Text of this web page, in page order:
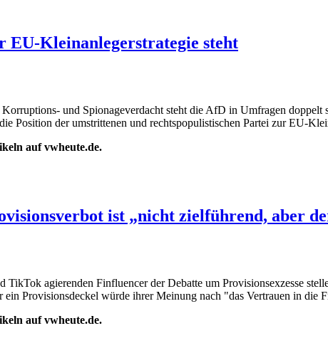
EU-Kleinanlegerstrategie steht
und Spionageverdacht steht die AfD in Umfragen
Position der umstrittenen und rechtspopulistischen Partei zur EU-
auf vwheute.de.
ist „nicht zielführend, aber
TikTok agierenden Finfluencer der Debatte um Provisionsexzesse
Provisionsdeckel würde ihrer Meinung nach "das Vertrauen in die
auf vwheute.de.